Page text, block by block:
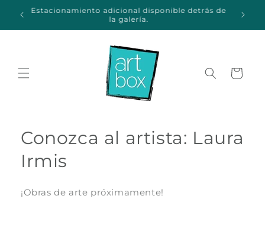
directamente
Estacionamiento adicional disponible detrás de
la galería.
Carrito
Conozca al artista: Laura
Irmis
¡Obras de arte próximamente!